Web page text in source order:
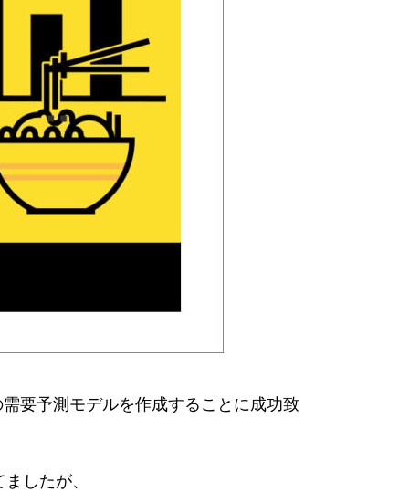
要予測モデルを作成することに成功致
したが、